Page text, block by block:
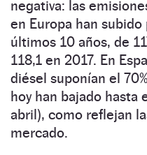
negativa: las
en Europa han
últimos 10 años, de
118,1 en 2017. En
diésel suponían el
hoy han bajado hasta
abril), como reflejan
mercado.